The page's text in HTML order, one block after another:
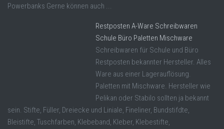
Powerbanks Gerne können auch ...
Restposten A-Ware Schreibwaren
Schule Büro Paletten Mischware
Schreibwaren für Schule und Büro
Restposten bekannter Hersteller. Alles
Ware aus einer Lagerauflösung.
Paletten mit Mischware. Hersteller wie
Pelikan oder Stabilo sollten ja bekannt
sein. Stifte, Füller, Dreiecke und Liniale, Fineliner, Bundstifdte,
Bleistifte, Tuschfarben, Klebeband, Kleber, Klebestifte,